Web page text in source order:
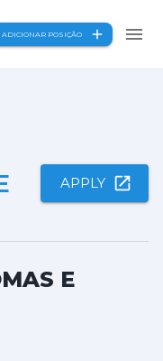
ADICIONAR POSIÇÃO
APPLY
E